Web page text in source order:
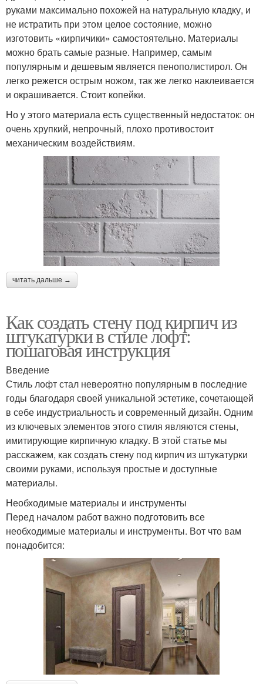
руками максимально похожей на натуральную кладку, и
не истратить при этом целое состояние, можно
изготовить «кирпичики» самостоятельно. Материалы
можно брать самые разные. Например, самым
популярным и дешевым является пенополистирол. Он
легко режется острым ножом, так же легко наклеивается
и окрашивается. Стоит копейки.
Но у этого материала есть существенный недостаток: он
очень хрупкий, непрочный, плохо противостоит
механическим воздействиям.
читать дальше →
Как создать стену под кирпич из
штукатурки в стиле лофт:
пошаговая инструкция
Введение
Стиль лофт стал невероятно популярным в последние
годы благодаря своей уникальной эстетике, сочетающей
в себе индустриальность и современный дизайн. Одним
из ключевых элементов этого стиля являются стены,
имитирующие кирпичную кладку. В этой статье мы
расскажем, как создать стену под кирпич из штукатурки
своими руками, используя простые и доступные
материалы.
Необходимые материалы и инструменты
Перед началом работ важно подготовить все
необходимые материалы и инструменты. Вот что вам
понадобится: